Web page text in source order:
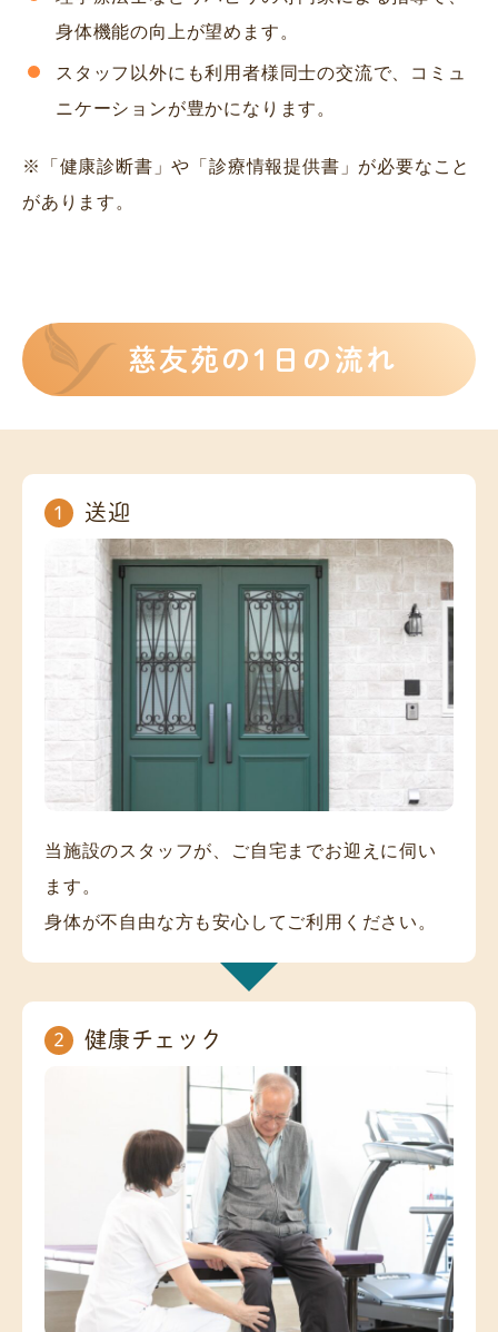
身体機能の向上が望めます。
スタッフ以外にも利用者様同士の交流で、コミュ
ニケーションが豊かになります。
※「健康診断書」や「診療情報提供書」が必要なこと
があります。
慈友苑の1日の流れ
1 送迎
当施設のスタッフが、ご自宅までお迎えに伺い
ます。
身体が不自由な方も安心してご利用ください。
2 健康チェック